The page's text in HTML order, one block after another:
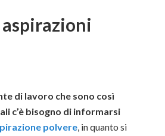
di lavoro che sono così
c’è bisogno di informarsi
polvere, in quanto si